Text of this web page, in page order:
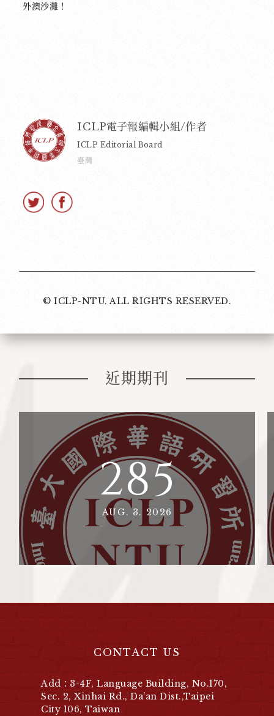
外澳沙灘！
ICLP電子報編輯小組/作者
ICLP Editorial Board
臺灣
© ICLP-NTU. ALL RIGHTS RESERVED.
近期期刊
285
AUG. 3. 2026
CONTACT US
Add：3-4F, Language Building, No.170,
Sec. 2, Xinhai Rd., Da’an Dist.,Taipei
City 106, Taiwan